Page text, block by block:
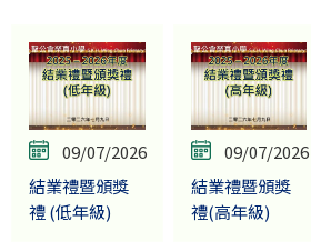
09/07/2026
結業禮暨頒獎
禮 (低年級)
09/07/2026
結業禮暨頒獎
禮(高年級)